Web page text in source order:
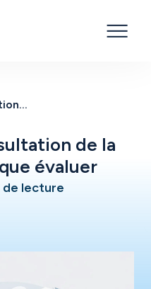
SLA d'API de consultation de la Receita Federal : que évaluer
de la
évaluer
de lecture